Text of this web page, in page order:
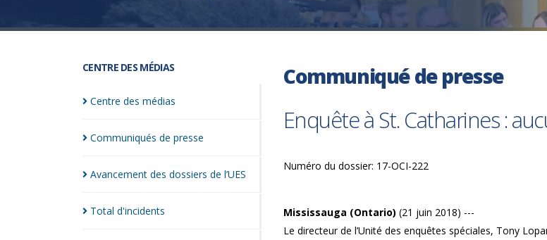
CENTRE DES MÉDIAS
Centre des médias
Communiqués de presse
Avancement des dossiers de l’UES
Total d'incidents
Communiqué de presse
Enquête à St. Catharines :
Numéro du dossier: 17-OCI-222
Mississauga (Ontario) (21 juin 2018) ---
Le directeur de l’Unité des enquêtes spéciales, Tony